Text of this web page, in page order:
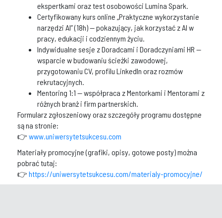
ekspertkami oraz test osobowości Lumina Spark.
Certyfikowany kurs online „Praktyczne wykorzystanie
narzędzi AI” (18h) — pokazujący, jak korzystać z AI w
pracy, edukacji i codziennym życiu.
Indywidualne sesje z Doradcami i Doradczyniami HR —
wsparcie w budowaniu ścieżki zawodowej,
przygotowaniu CV, profilu LinkedIn oraz rozmów
rekrutacyjnych.
Mentoring 1:1 — współpraca z Mentorkami i Mentorami z
różnych branż i firm partnerskich.
Formularz zgłoszeniowy oraz szczegóły programu dostępne
są na stronie:
👉 www.uniwersytetsukcesu.com
Materiały promocyjne (grafiki, opisy, gotowe posty) można
pobrać tutaj:
👉 https://uniwersytetsukcesu.com/materialy-promocyjne/